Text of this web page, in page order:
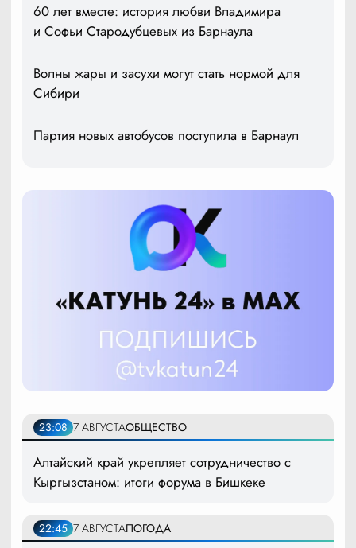
60 лет вместе: история любви Владимира
и Софьи Стародубцевых из Барнаула
Волны жары и засухи могут стать нормой для
Сибири
Партия новых автобусов поступила в Барнаул
23:08 7 АВГУСТАОБЩЕСТВО
Алтайский край укрепляет сотрудничество с
Кыргызстаном: итоги форума в Бишкеке
22:45 7 АВГУСТАПОГОДА